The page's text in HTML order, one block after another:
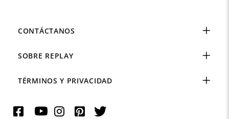
CONTÁCTANOS
SOBRE REPLAY
TÉRMINOS Y PRIVACIDAD